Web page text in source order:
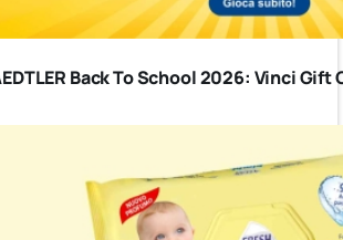
Back To School 2026: Vinci Gift